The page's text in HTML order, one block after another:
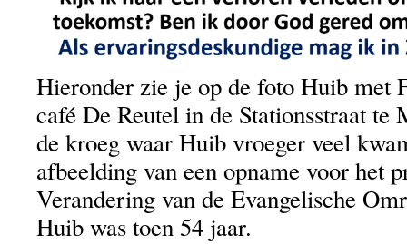
Hieronder zie je op de foto Huib met
café De Reutel in de Stationsstraat te
de kroeg waar Huib vroeger veel
afbeelding van een opname voor het
Verandering van de Evangelische
Huib was toen 54 jaar.